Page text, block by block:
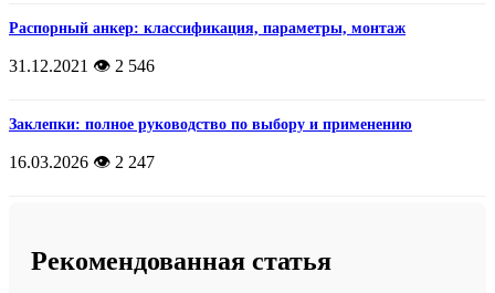
Распорный анкер: классификация, параметры, монтаж
31.12.2021 👁️ 2 546
Заклепки: полное руководство по выбору и применению
16.03.2026 👁️ 2 247
Рекомендованная статья